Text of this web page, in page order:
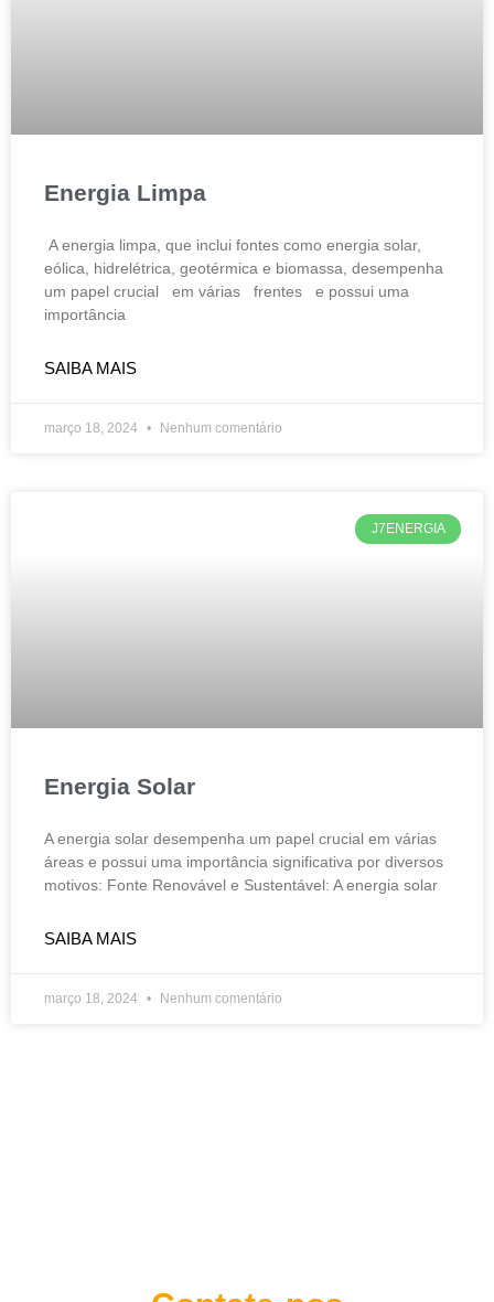
Energia Limpa
A energia limpa, que inclui fontes como energia solar,
eólica, hidrelétrica, geotérmica e biomassa, desempenha
um papel crucial em várias frentes e possui uma
importância
SAIBA MAIS
março 18, 2024 Nenhum comentário
J7ENERGIA
Energia Solar
A energia solar desempenha um papel crucial em várias
áreas e possui uma importância significativa por diversos
motivos: Fonte Renovável e Sustentável: A energia solar
SAIBA MAIS
março 18, 2024 Nenhum comentário